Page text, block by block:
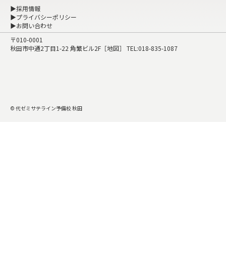
▶採用情報
▶プライバシーポリシー
▶お問い合わせ
〒010-0001
秋田市中通2丁目1-22 角繁ビル2F［地図］ TEL:018-835-1087
© 代ゼミサテライン予備校 秋田